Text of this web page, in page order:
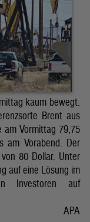
kaum bewegt.
Brent aus
am Vormittag 79,75
am Vorabend. Der
80 Dollar. Unter
auf eine Lösung im
Investoren auf
APA